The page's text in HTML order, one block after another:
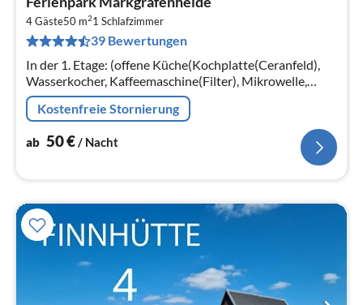
4 Gäste50 m21 Schlafzimmer
39 Bewertungen
In der 1. Etage: (offene Küche(Kochplatte(Ceranfeld),
Wasserkocher, Kaffeemaschine(Filter), Mikrowelle,
Spülmaschine, Kühl-/Gefrierkombination)
Kostenfreie Stornierung
ab 50€/ Nacht